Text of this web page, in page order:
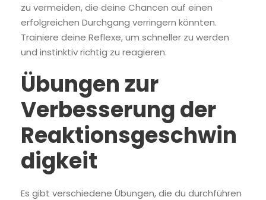
zu vermeiden, die deine Chancen auf einen
erfolgreichen Durchgang verringern könnten.
Trainiere deine Reflexe, um schneller zu werden
und instinktiv richtig zu reagieren.
Übungen zur
Verbesserung der
Reaktionsgeschwin
digkeit
Es gibt verschiedene Übungen, die du durchführen